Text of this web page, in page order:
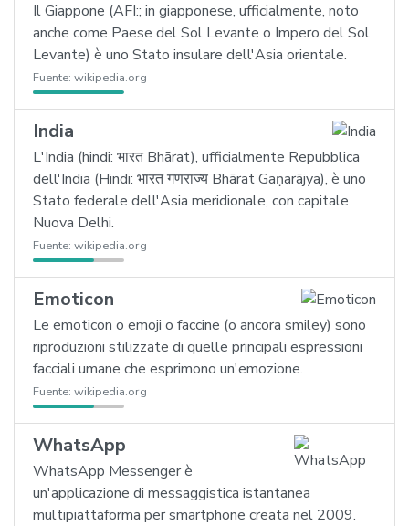
Il Giappone (AFI:; in giapponese, ufficialmente, noto
anche come Paese del Sol Levante o Impero del Sol
Levante) è uno Stato insulare dell'Asia orientale.
Fuente: wikipedia.org
India
L'India (hindi: भारत Bhārat), ufficialmente Repubblica
dell'India (Hindi: भारत गणराज्य Bhārat Gaṇarājya), è uno
Stato federale dell'Asia meridionale, con capitale
Nuova Delhi.
Fuente: wikipedia.org
Emoticon
Le emoticon o emoji o faccine (o ancora smiley) sono
riproduzioni stilizzate di quelle principali espressioni
facciali umane che esprimono un'emozione.
Fuente: wikipedia.org
WhatsApp
WhatsApp Messenger è
un'applicazione di messaggistica istantanea
multipiattaforma per smartphone creata nel 2009.